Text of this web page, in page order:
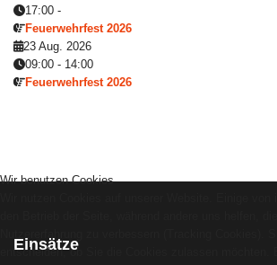
17:00 -
Feuerwehrfest 2026
23 Aug. 2026
09:00 - 14:00
Feuerwehrfest 2026
Einsätze
Wir benutzen Cookies
entscheiden, ob Sie die Cookies zulassen möchten.